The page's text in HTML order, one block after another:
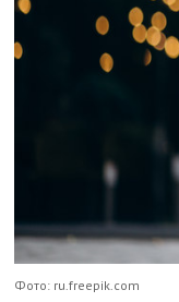
Фото: ru.freepik.com